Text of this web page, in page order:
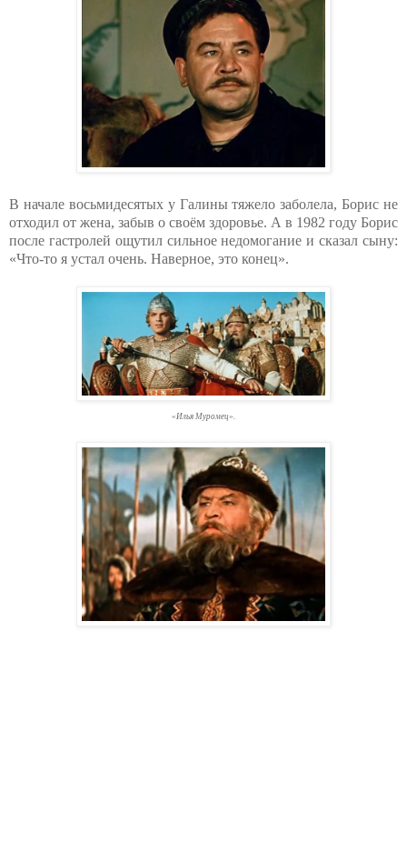
В начале восьмидесятых у Галины тяжело заболела, Борис не
отходил от жена, забыв о своём здоровье. А в 1982 году Борис
после гастролей ощутил сильное недомогание и сказал сыну:
«Что-то я устал очень. Наверное, это конец».
«Илья Муромец».